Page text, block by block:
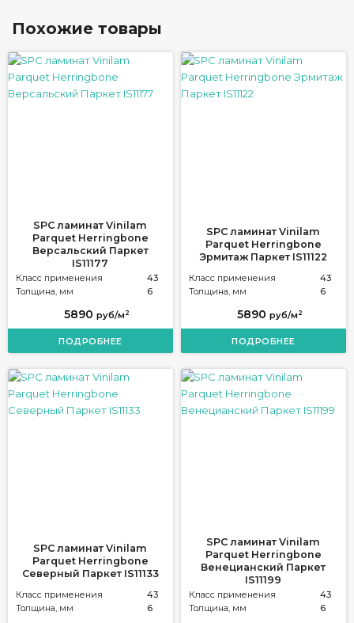
Похожие товары
SPC ламинат Vinilam
Parquet Herringbone
Версальский Паркет
IS11177
Класс применения
43
Толщина, мм
6
5890 руб/м 2
ПОДРОБНЕЕ
SPC ламинат Vinilam
Parquet Herringbone
Эрмитаж Паркет IS11122
Класс применения
43
Толщина, мм
6
5890 руб/м 2
ПОДРОБНЕЕ
SPC ламинат Vinilam
Parquet Herringbone
Северный Паркет IS11133
Класс применения
43
Толщина, мм
6
SPC ламинат Vinilam
Parquet Herringbone
Венецианский Паркет
IS11199
Класс применения
43
Толщина, мм
6